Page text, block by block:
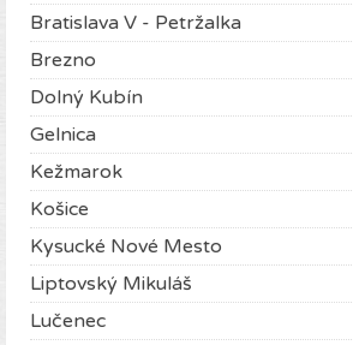
Bratislava V - Petržalka
Brezno
Dolný Kubín
Gelnica
Kežmarok
Košice
Kysucké Nové Mesto
Liptovský Mikuláš
Lučenec